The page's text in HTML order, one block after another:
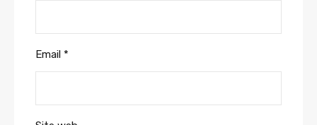
Email *